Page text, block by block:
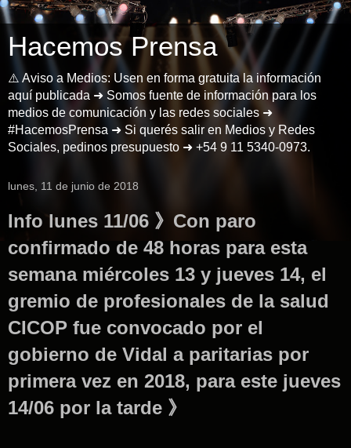
Hacemos Prensa
⚠️ Aviso a Medios: Usen en forma gratuita la información
aquí publicada ➜ Somos fuente de información para los
medios de comunicación y las redes sociales ➜
#HacemosPrensa ➜ Si querés salir en Medios y Redes
Sociales, pedinos presupuesto ➜ +54 9 11 5340-0973.
lunes, 11 de junio de 2018
Info lunes 11/06 》Con paro
confirmado de 48 horas para esta
semana miércoles 13 y jueves 14, el
gremio de profesionales de la salud
CICOP fue convocado por el
gobierno de Vidal a paritarias por
primera vez en 2018, para este jueves
14/06 por la tarde 》